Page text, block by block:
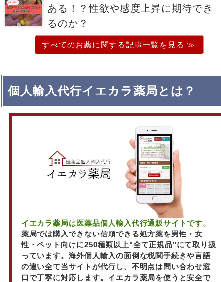
ある！？性欲や感度上昇に期待でき
るのか？
すべてのお薬に関する記事一覧を見る ≫
個人輸入代行イエカラ薬局とは？
イエカラ薬局は医薬品個人輸入代行通販サイトです。
薬局では購入できない信頼できる処方薬を男性・女
性・ペット向けに250種類以上"全て正規品"にて取り扱
っています。海外個人輸入の面倒な税関手続きや言語
の違い全て当サイトが代行し、不明点は問い合わせ窓
口で丁寧に対応します。イエカラ薬局を使うと安全で